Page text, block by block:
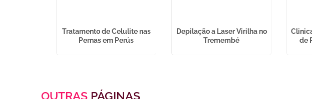
Tratamento de Celulite nas
Pernas em Perús
Depilação a Laser Virilha no
Tremembé
de
OUTRAS PÁGINAS